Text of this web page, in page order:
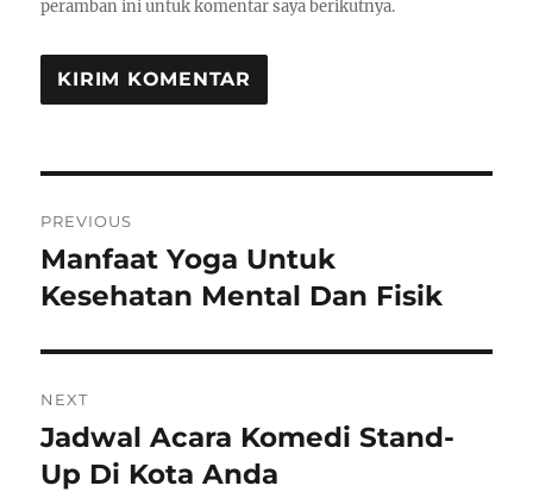
peramban ini untuk komentar saya berikutnya.
pos
PREVIOUS
Previous
post:
Manfaat Yoga Untuk
Kesehatan Mental Dan Fisik
NEXT
Next
post:
Jadwal Acara Komedi Stand-
Up Di Kota Anda